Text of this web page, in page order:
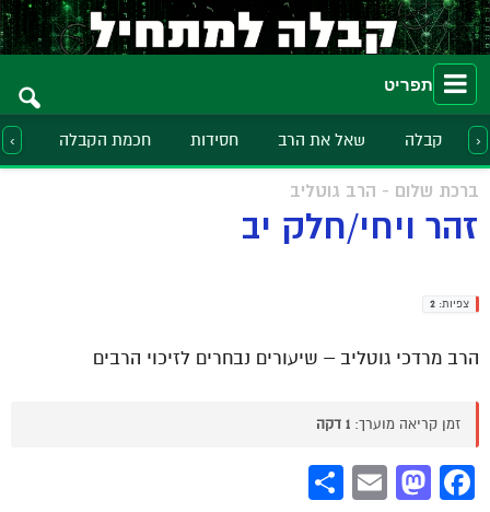
תפריט
קבלה שאל את הרב חסידות חכמת הקבלה ›
‹
ברכת שלום - הרב גוטליב
זהר ויחי/חלק יב
צפיות: 2
הרב מרדכי גוטליב – שיעורים נבחרים לזיכוי הרבים
זמן קריאה מוערך: 1 דקה
Facebook
Mastodon
Email